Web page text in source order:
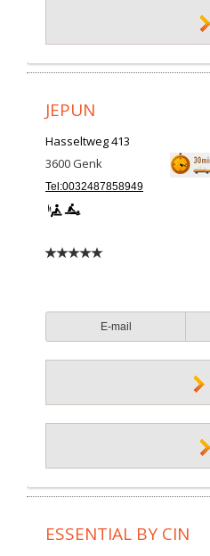
JEPUN
Hasseltweg 413
3600Genk
Tel:0032487858949
E-mail
ESSENTIAL BY CIN